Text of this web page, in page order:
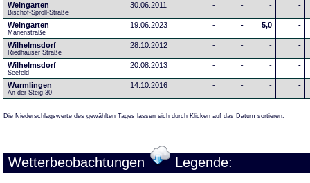
Weingarten
Bischof-Sproll-Straße
30.06.2011 - - - -
Weingarten
Marienstraße
19.06.2023 - - 5,0 -
Wilhelmsdorf
Riedhauser Straße
28.10.2012 - - - -
Wilhelmsdorf
Seefeld
20.08.2013 - - - -
Wurmlingen
An der Steig 30
14.10.2016 - - - -
Die Niederschlagswerte des gewählten Tages lassen sich durch Klicken auf das Datum sortieren.
Wetterbeobachtungen Legende: